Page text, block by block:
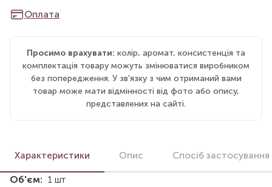
Оплата
Просимо врахувати: колір, аромат, консистенція та
комплектація товару можуть змінюватися виробником
без попередження. У зв'язку з чим отриманий вами
товар може мати відмінності від фото або опису,
представлених на сайті.
Характеристики Опис Спосіб застосування
Об'єм: 1 шт